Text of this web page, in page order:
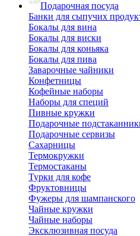
Подарочная посуда
Банки для сыпучих
Бокалы для вина
Бокалы для виски
Бокалы для коньяка
Бокалы для пива
Заварочные чайники
Конфетницы
Кофейные наборы
Наборы для специй
Пивные кружки
Подарочные
Подарочные сервизы
Сахарницы
Термокружки
Термостаканы
Турки для кофе
Фруктовницы
Фужеры для шампанского
Чайные кружки
Чайные наборы
Эксклюзивная посуда